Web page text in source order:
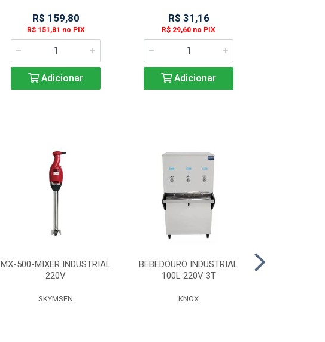
R$ 159,80
R$ 151,81 no PIX
Adicionar
R$ 31,16
R$ 29,60 no PIX
Adicionar
MX-500-MIXER INDUSTRIAL
220V
SKYMSEN
BEBEDOURO INDUSTRIAL
100L 220V 3T
KNOX